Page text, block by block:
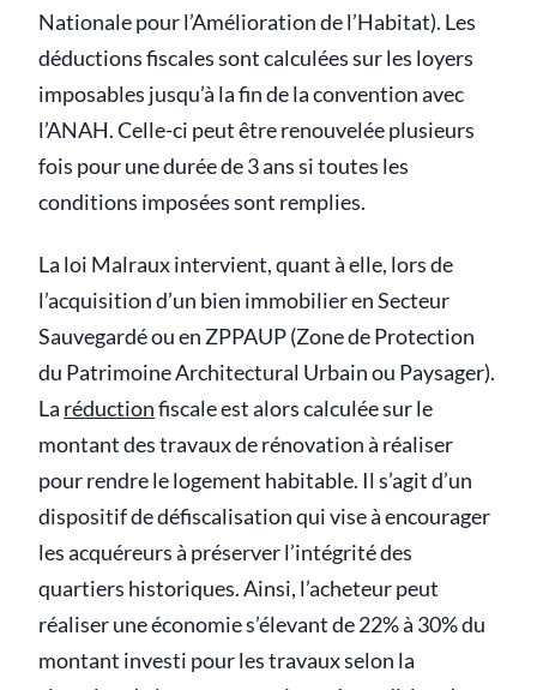
Nationale pour l’Amélioration de l’Habitat). Les
déductions fiscales sont calculées sur les loyers
imposables jusqu’à la fin de la convention avec
l’ANAH. Celle-ci peut être renouvelée plusieurs
fois pour une durée de 3 ans si toutes les
conditions imposées sont remplies.
La loi Malraux intervient, quant à elle, lors de
l’acquisition d’un bien immobilier en Secteur
Sauvegardé ou en ZPPAUP (Zone de Protection
du Patrimoine Architectural Urbain ou Paysager).
La réductionfiscale est alors calculée sur le
montant des travaux de rénovation à réaliser
pour rendre le logement habitable. Il s’agit d’un
dispositif de défiscalisation qui vise à encourager
les acquéreurs à préserver l’intégrité des
quartiers historiques. Ainsi, l’acheteur peut
réaliser une économie s’élevant de 22% à 30% du
montant investi pour les travaux selon la